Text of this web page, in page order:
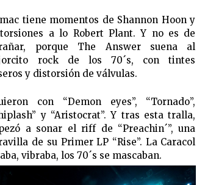
tiene momentos de Shannon Hoon y
a lo Robert Plant. Y no es de
porque The Answer suena al
rock de los 70´s, con tintes
y distorsión de válvulas.
con “Demon eyes”, “Tornado”,
y “Aristocrat”. Y tras esta tralla,
a sonar el riff de “Preachin´”, una
de su Primer LP “Rise”. La Caracol
vibraba, los 70´s se mascaban.